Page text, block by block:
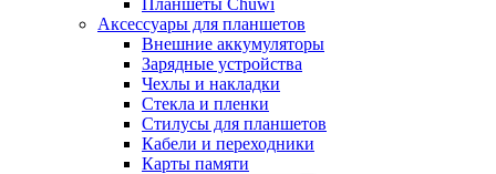
Планшеты Chuwi
Аксессуары для планшетов
Внешние аккумуляторы
Зарядные устройства
Чехлы и накладки
Стекла и пленки
Стилусы для планшетов
Кабели и переходники
Карты памяти